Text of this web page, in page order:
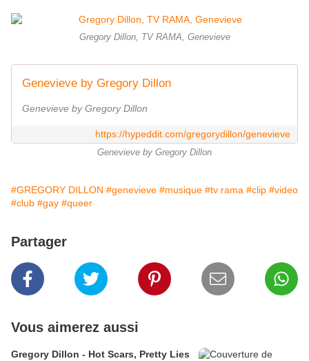
Gregory Dillon, TV RAMA, Genevieve
Genevieve by Gregory Dillon
Genevieve by Gregory Dillon
https://hypeddit.com/gregorydillon/genevieve
Genevieve by Gregory Dillon
#GREGORY DILLON #genevieve #musique #tv rama #clip #video
#club #gay #queer
Partager
Vous aimerez aussi
Gregory Dillon - Hot Scars, Pretty Lies